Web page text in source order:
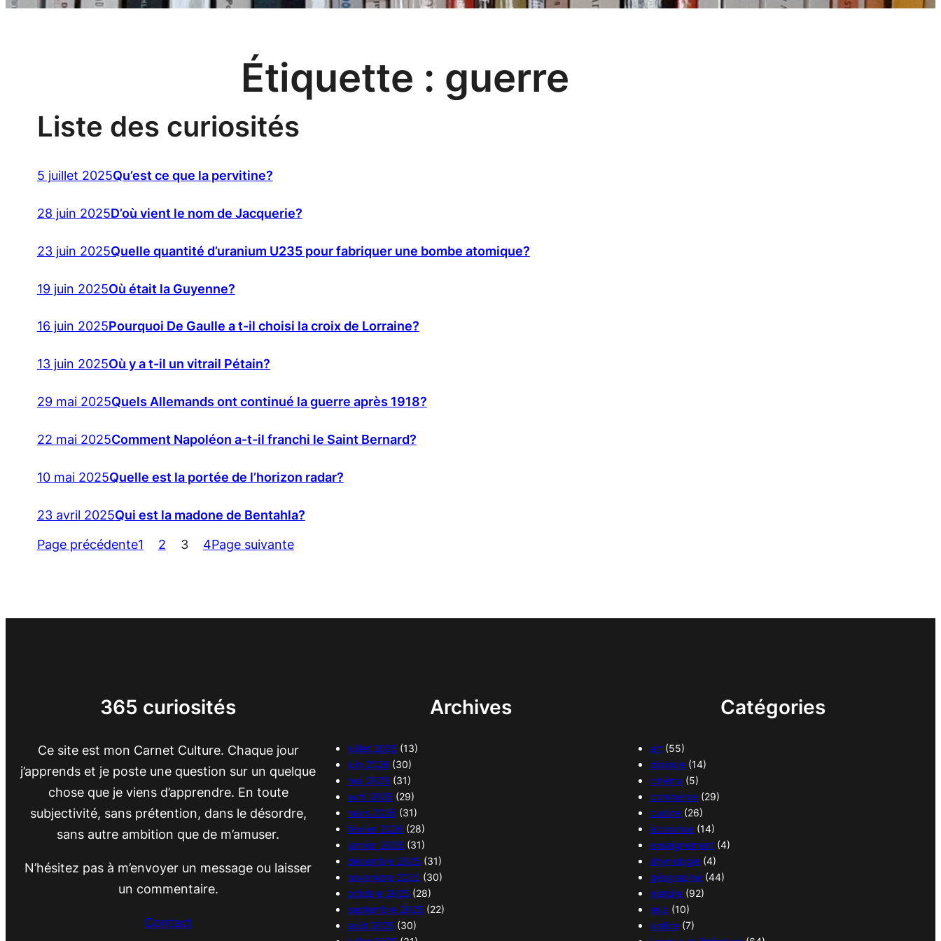
Étiquette : guerre
Liste des curiosités
5 juillet 2025Qu’est ce que la pervitine?
28 juin 2025D’où vient le nom de Jacquerie?
23 juin 2025Quelle quantité d’uranium U235 pour fabriquer une bombe atomique?
19 juin 2025Où était la Guyenne?
16 juin 2025Pourquoi De Gaulle a t-il choisi la croix de Lorraine?
13 juin 2025Où y a t-il un vitrail Pétain?
29 mai 2025Quels Allemands ont continué la guerre après 1918?
22 mai 2025Comment Napoléon a-t-il franchi le Saint Bernard?
10 mai 2025Quelle est la portée de l’horizon radar?
23 avril 2025Qui est la madone de Bentahla?
Page précédente1 2 3 4Page suivante
365 curiosités
Ce site est mon Carnet Culture. Chaque jour
j’apprends et je poste une question sur un quelque
chose que je viens d’apprendre. En toute
subjectivité, sans prétention, dans le désordre,
sans autre ambition que de m’amuser.
N’hésitez pas à m’envoyer un message ou laisser
un commentaire.
Contact
Archives
juillet 2026 (13)
juin 2026 (30)
mai 2026 (31)
avril 2026 (29)
mars 2026 (31)
février 2026 (28)
janvier 2026 (31)
décembre 2025 (31)
novembre 2025 (30)
octobre 2025 (28)
septembre 2025 (22)
août 2025 (30)
Catégories
art (55)
biologie (14)
cinéma (5)
commerce (29)
cuisine (26)
économie (14)
enseignement (4)
étymologie (4)
géographie (44)
histoire (92)
jeux (10)
justice (7)